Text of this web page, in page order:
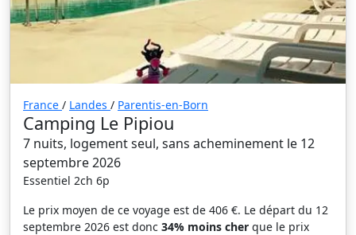
France / Landes / Parentis-en-Born
Camping Le Pipiou
7 nuits, logement seul, sans acheminement le 12
septembre 2026
Essentiel 2ch 6p
Le prix moyen de ce voyage est de 406 €. Le départ du 12
septembre 2026 est donc 34% moins cher que le prix